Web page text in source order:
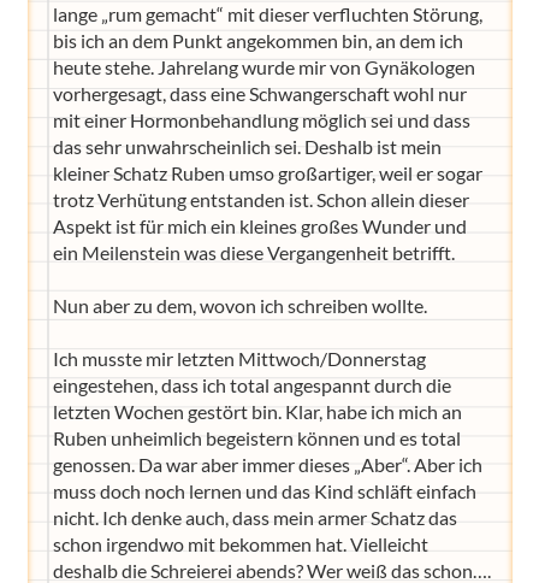
lange „rum gemacht“ mit dieser verfluchten Störung,
bis ich an dem Punkt angekommen bin, an dem ich
heute stehe. Jahrelang wurde mir von Gynäkologen
vorhergesagt, dass eine Schwangerschaft wohl nur
mit einer Hormonbehandlung möglich sei und dass
das sehr unwahrscheinlich sei. Deshalb ist mein
kleiner Schatz Ruben umso großartiger, weil er sogar
trotz Verhütung entstanden ist. Schon allein dieser
Aspekt ist für mich ein kleines großes Wunder und
ein Meilenstein was diese Vergangenheit betrifft.
Nun aber zu dem, wovon ich schreiben wollte.
Ich musste mir letzten Mittwoch/Donnerstag
eingestehen, dass ich total angespannt durch die
letzten Wochen gestört bin. Klar, habe ich mich an
Ruben unheimlich begeistern können und es total
genossen. Da war aber immer dieses „Aber“. Aber ich
muss doch noch lernen und das Kind schläft einfach
nicht. Ich denke auch, dass mein armer Schatz das
schon irgendwo mit bekommen hat. Vielleicht
deshalb die Schreierei abends? Wer weiß das schon….